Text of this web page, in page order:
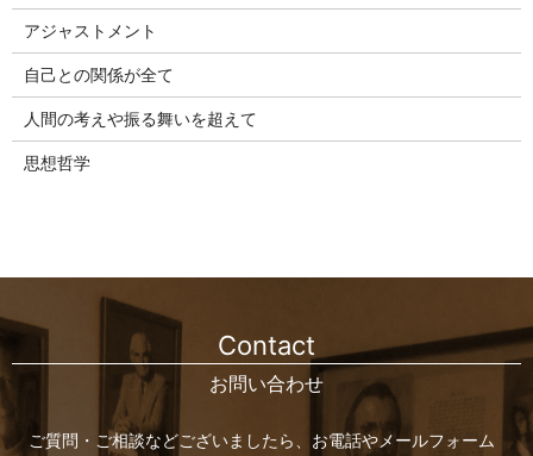
アジャストメント
自己との関係が全て
人間の考えや振る舞いを超えて
思想哲学
Contact
お問い合わせ
ご質問・ご相談などございましたら、お電話やメールフォーム